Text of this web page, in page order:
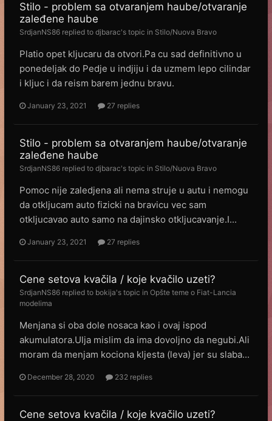
Stilo - problem sa otvaranjem haube/otvaranje
zaleđene haube
SrdjanNS86 replied to djbarac's topic in Stilo/Nuova Bravo
Platio opet kljucaru da otvori.Pa cu sad definitivno u
ponedeljak do Pedje u indjiju i da uzmem lepo cilindar
i kljuc i da reism barem jednu bravu.
January 23, 2021 27 replies
Stilo - problem sa otvaranjem haube/otvaranje
zaleđene haube
SrdjanNS86 replied to djbarac's topic in Stilo/Nuova Bravo
Pomoc nije zaledjena ali nema struje u autu i nemogu
da otkljucam auto fizicki na bravicu vec sam
otkljucavao auto samo na dajinsko otkljucavanje.I...
January 23, 2021 27 replies
Cene setova kvačila / koje kvačilo uzeti?
SrdjanNS86 replied to bokija's topic in Opšte teme o Fiat-Lancia
modelima
Menjana si oba dole nosaca kao i ovaj ispod
akumulatora.Ulja mislim da ima dovoljno da negubi.Ali
moram da menjam kociona kljesta (leva) jer su slaba...
December 28, 2020 232 replies
Cene setova kvačila / koje kvačilo uzeti?